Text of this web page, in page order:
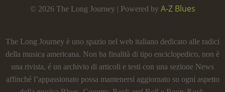
© 2026 The Long Journey | Powered by A-Z Blues
The Long Journey è uno spazio nel web italiano dedicato alle radici
della musica americana. Non ha finalità di tipo enciclopedico, non è
una rivista, é un archivio di articoli e testi con una sezione News
affinché l’appassionato possa mantenersi aggiornato su ogni aspetto